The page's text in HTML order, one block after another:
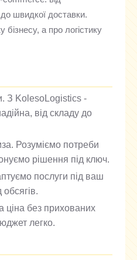
швидкої доставки.
бізнесу, а про логістику
З KolesoLogistics -
від складу до
Розуміємо потреби
рішення під ключ.
послуги під ваш
ціна без прихованих
легко.